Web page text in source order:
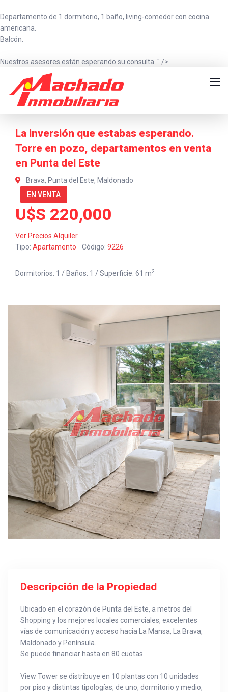
Departamento de 1 dormitorio, 1 baño, living-comedor con cocina
americana.
Balcón.
Nuestros asesores están esperando su consulta. " />
La inversión que estabas esperando.
Torre en pozo, departamentos en venta
en Punta del Este
Brava, Punta del Este, Maldonado
EN VENTA
U$S 220,000
Ver Precios Alquiler
Tipo: Apartamento Código: 9226
Dormitorios: 1 / Baños: 1 / Superficie: 61 m2
Descripción de la Propiedad
Ubicado en el corazón de Punta del Este, a metros del
Shopping y los mejores locales comerciales, excelentes
vías de comunicación y acceso hacia La Mansa, La Brava,
Maldonado y Península.
Se puede financiar hasta en 80 cuotas.
View Tower se distribuye en 10 plantas con 10 unidades
por piso y distintas tipologías, de uno, dormitorio y medio,